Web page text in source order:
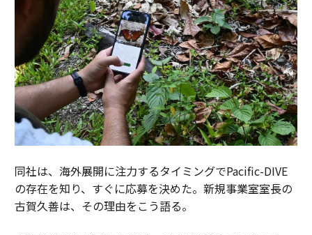
同社は、海外展開に注力するタイミングでPacific-DIVE
の存在を知り、すぐに応募を決めた。新規事業室室長の
古賀久善は、その理由をこう語る。